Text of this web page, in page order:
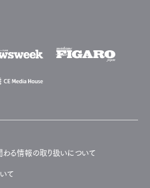
る情報の取り扱いについて
て